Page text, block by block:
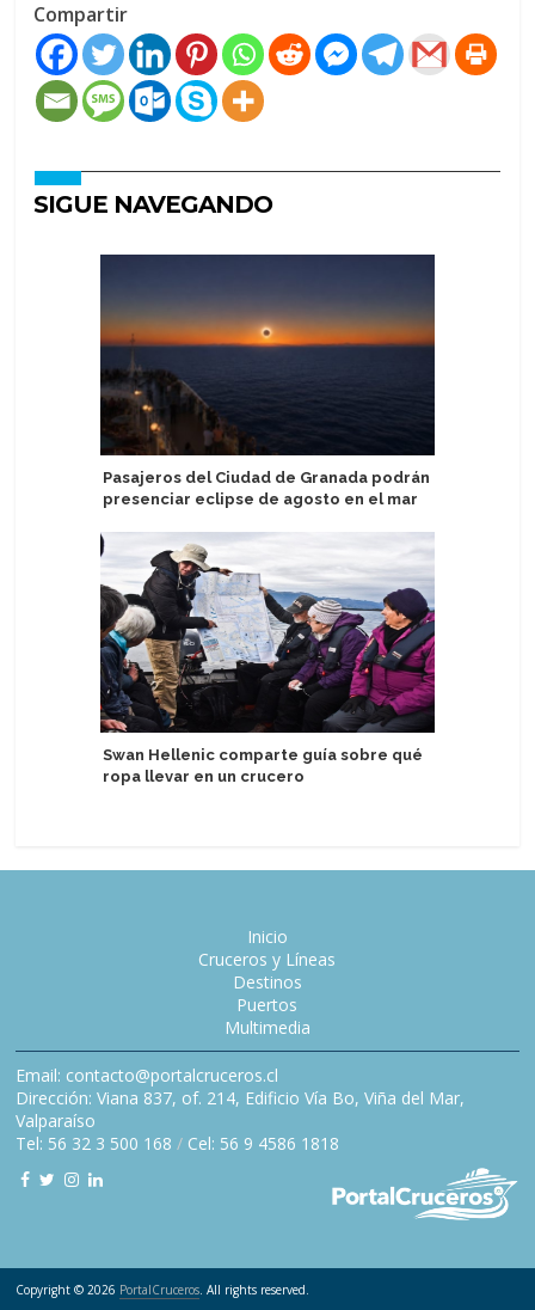
Compartir
SIGUE NAVEGANDO
Pasajeros del Ciudad de Granada podrán
presenciar eclipse de agosto en el mar
Swan Hellenic comparte guía sobre qué
ropa llevar en un crucero
Inicio
Cruceros y Líneas
Destinos
Puertos
Multimedia
Email: contacto@portalcruceros.cl
Dirección: Viana 837, of. 214, Edificio Vía Bo, Viña del Mar,
Valparaíso
Tel: 56 32 3 500 168 / Cel: 56 9 4586 1818
Copyright © 2026 PortalCruceros. All rights reserved.